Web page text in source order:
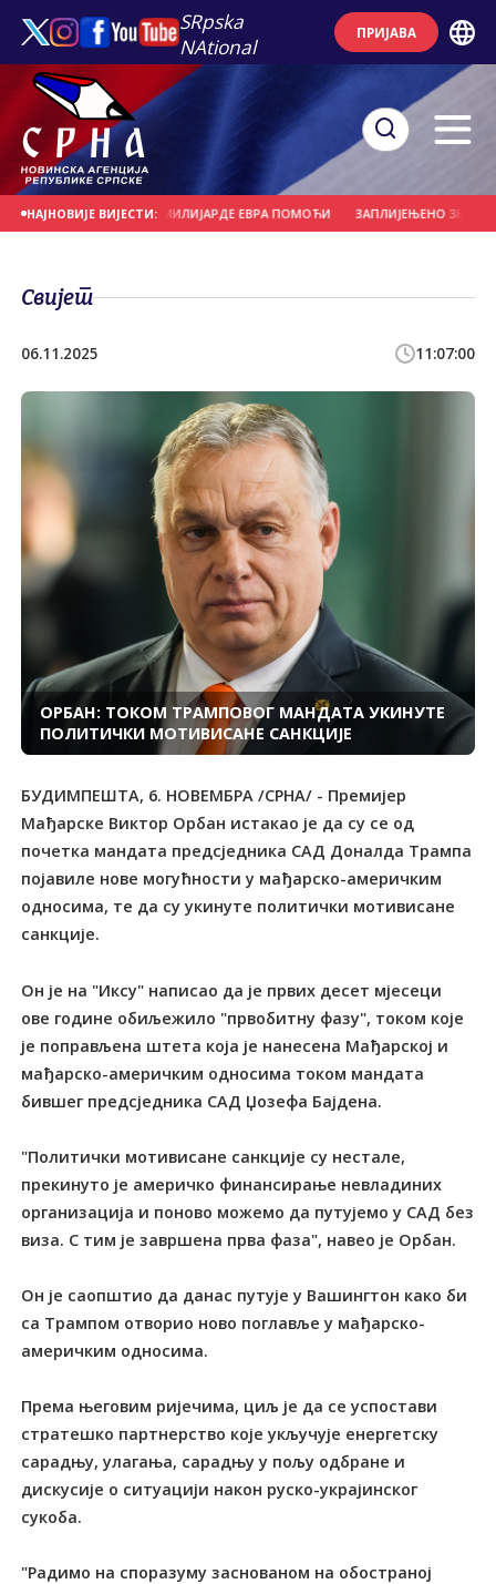
SRpska
NAtional
ПРИЈАВА
НАЈНОВИЈЕ ВИЈЕСТИ:
ПОТРЕБНЕ МИЛИЈАРДЕ ЕВРА ПОМОЋИ ЗАПЛИЈЕЊЕНО 38
Свијет
06.11.2025 11:07:00
ОРБАН: ТОКОМ ТРАМПОВОГ МАНДАТА УКИНУТЕ
ПОЛИТИЧКИ МОТИВИСАНЕ САНКЦИЈЕ
БУДИМПЕШТА, 6. НОВЕМБРА /СРНА/ - Премијер
Мађарске Виктор Орбан истакао је да су се од
почетка мандата предсједника САД Доналда Трампа
појавиле нове могућности у мађарско-америчким
односима, те да су укинуте политички мотивисане
санкције.
Он је на "Иксу" написао да је првих десет мјесеци
ове године обиљежило "првобитну фазу", током које
је поправљена штета која је нанесена Мађарској и
мађарско-америчким односима током мандата
бившег предсједника САД Џозефа Бајдена.
"Политички мотивисане санкције су нестале,
прекинуто је америчко финансирање невладиних
организација и поново можемо да путујемо у САД без
виза. С тим је завршена прва фаза", навео је Орбан.
Он је саопштио да данас путује у Вашингтон како би
са Трампом отворио ново поглавље у мађарско-
америчким односима.
Према његовим ријечима, циљ је да се успостави
стратешко партнерство које укључује енергетску
сарадњу, улагања, сарадњу у пољу одбране и
дискусије о ситуацији након руско-украјинског
сукоба.
"Радимо на споразуму заснованом на обостраној